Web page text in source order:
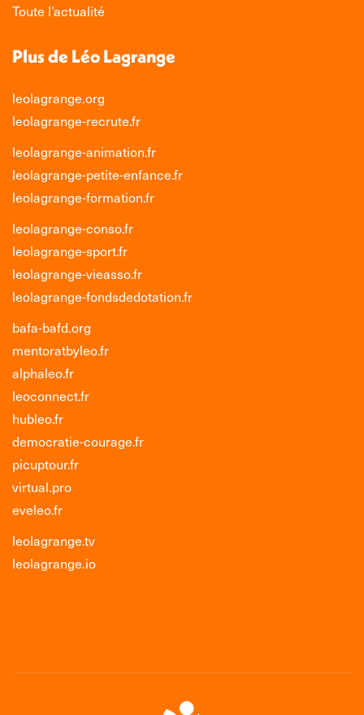
Toute l’actualité
Plus de Léo Lagrange
leolagrange.org
leolagrange-recrute.fr
leolagrange-animation.fr
leolagrange-petite-enfance.fr
leolagrange-formation.fr
leolagrange-conso.fr
leolagrange-sport.fr
leolagrange-vieasso.fr
leolagrange-fondsdedotation.fr
bafa-bafd.org
mentoratbyleo.fr
alphaleo.fr
leoconnect.fr
hubleo.fr
democratie-courage.fr
picuptour.fr
virtual.pro
eveleo.fr
leolagrange.tv
leolagrange.io